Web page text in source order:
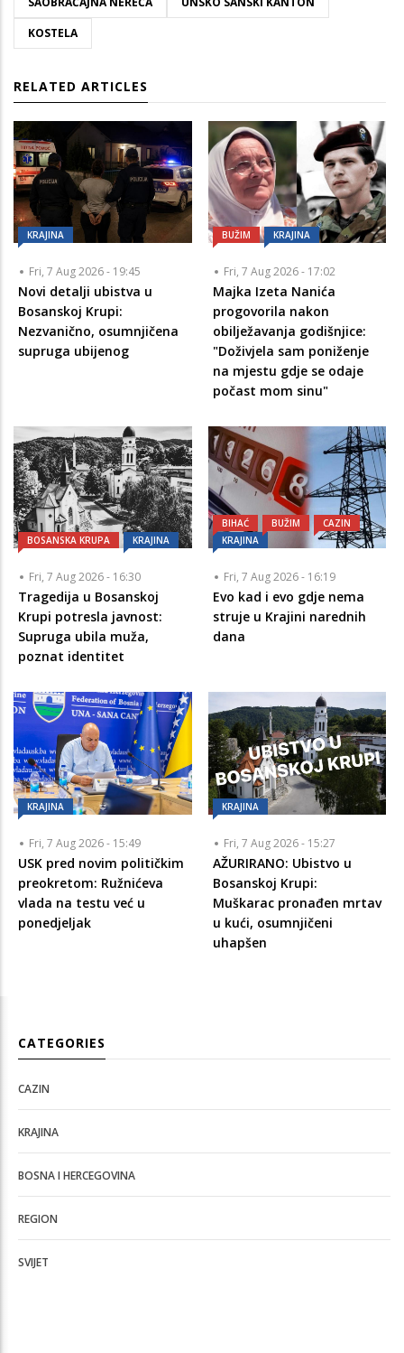
KOSTELA
RELATED ARTICLES
KRAJINA
Fri, 7 Aug 2026 - 19:45
Novi detalji ubistva u
Bosanskoj Krupi:
Nezvanično, osumnjičena
supruga ubijenog
BUŽIM KRAJINA
Fri, 7 Aug 2026 - 17:02
Majka Izeta Nanića
progovorila nakon
obilježavanja godišnjice:
"Doživjela sam poniženje
na mjestu gdje se odaje
počast mom sinu"
BOSANSKA KRUPA KRAJINA
Fri, 7 Aug 2026 - 16:30
Tragedija u Bosanskoj
Krupi potresla javnost:
Supruga ubila muža,
poznat identitet
BIHAĆ BUŽIM
CAZIN
KRAJINA
Fri, 7 Aug 2026 - 16:19
Evo kad i evo gdje nema
struje u Krajini narednih
dana
KRAJINA
Fri, 7 Aug 2026 - 15:49
USK pred novim političkim
preokretom: Ružnićeva
vlada na testu već u
ponedjeljak
KRAJINA
Fri, 7 Aug 2026 - 15:27
AŽURIRANO: Ubistvo u
Bosanskoj Krupi:
Muškarac pronađen mrtav
u kući, osumnjičeni
uhapšen
CATEGORIES
CAZIN
KRAJINA
BOSNA I HERCEGOVINA
REGION
SVIJET